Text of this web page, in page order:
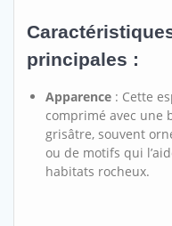
principales :
Apparence : Cette
comprimé avec une
grisâtre, souvent
ou de motifs qui
habitats rocheux.